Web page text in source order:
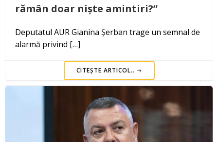
rămân doar niște amintiri?”
Deputatul AUR Gianina Șerban trage un semnal de
alarmă privind […]
CITEȘTE ARTICOL..